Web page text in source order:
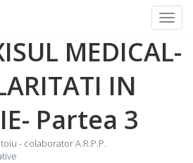
MEDICAL-
IN
Partea 3
- colaborator A.R.P.P.